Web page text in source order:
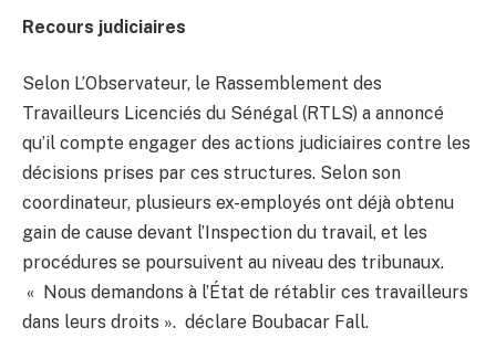
Recours judiciaires
Selon L’Observateur, le Rassemblement des
Travailleurs Licenciés du Sénégal (RTLS) a annoncé
qu’il compte engager des actions judiciaires contre les
décisions prises par ces structures. Selon son
coordinateur, plusieurs ex-employés ont déjà obtenu
gain de cause devant l’Inspection du travail, et les
procédures se poursuivent au niveau des tribunaux.
« Nous demandons à l’État de rétablir ces travailleurs
dans leurs droits ». déclare Boubacar Fall.